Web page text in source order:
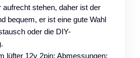
aufrecht stehen, daher ist der
bequem, er ist eine gute Wahl
oder die DIY-
lüfter 12v 2pin; Abmessungen: